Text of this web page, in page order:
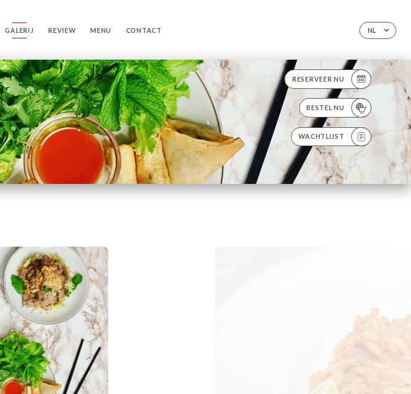
NL
GALERIJ REVIEW MENU CONTACT
RESERVEER NU
BESTEL NU
WACHTLIJST